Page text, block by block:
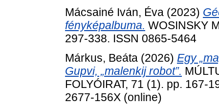
Mácsainé Iván, Éva (2023)
fényképalbuma. WOSINSKY
297-338. ISSN 0865-5464
Márkus, Beáta (2026) Egy
Gupvi, „malenkij robot”.
FOLYÓIRAT, 71 (1). pp. 167-
2677-156X (online)